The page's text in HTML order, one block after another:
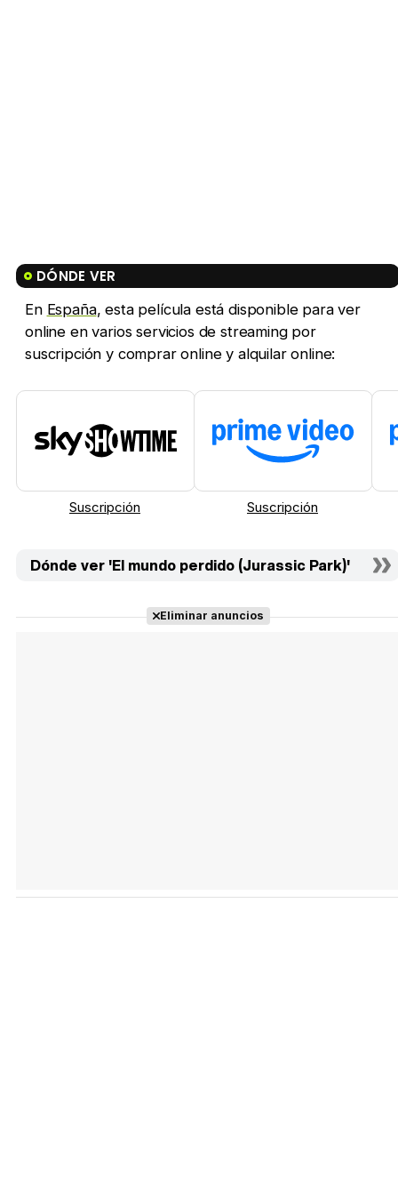
DÓNDE VER
En España, esta película está disponible para ver
online en varios servicios de streaming por
suscripción y comprar online y alquilar online:
Suscripción Suscripción
Dónde ver 'El mundo perdido (Jurassic Park)'
Eliminar anuncios